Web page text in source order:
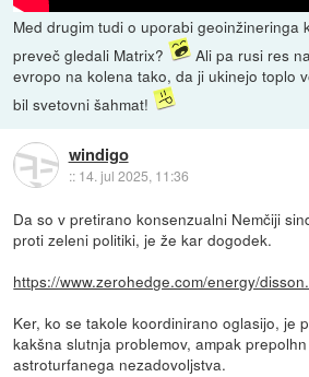
Med drugim tudi o uporabi geoinžineringa
preveč gledali Matrix?
Ali pa rusi res
evropo na kolena tako, da ji ukinejo toplo
bil svetovni šahmat!
windigo
:: 14. jul 2025, 11:36
Da so v pretirano konsenzualni Nemčiji
proti zeleni politiki, je že kar dogodek.
https://www.zerohedge.com/energy/
Ker, ko se takole koordinirano oglasijo, je
kakšna slutnja problemov, ampak
astroturfanega nezadovoljstva.